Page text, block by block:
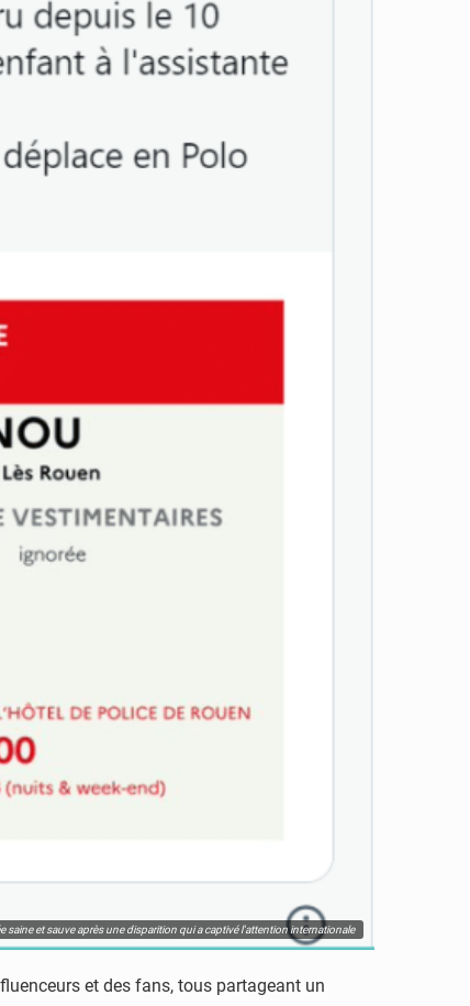
et sauve après une disparition qui a captivé l'attention internationale
et des fans, tous partageant un